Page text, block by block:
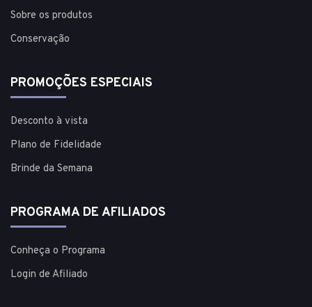
Sobre os produtos
Conservação
PROMOÇÕES ESPECIAIS
Desconto à vista
Plano de Fidelidade
Brinde da Semana
PROGRAMA DE AFILIADOS
Conheça o Programa
Login de Afiliado